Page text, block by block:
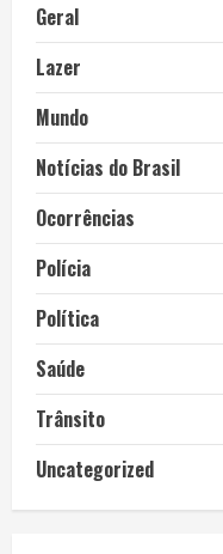
Geral
Lazer
Mundo
Notícias do Brasil
Ocorrências
Polícia
Política
Saúde
Trânsito
Uncategorized